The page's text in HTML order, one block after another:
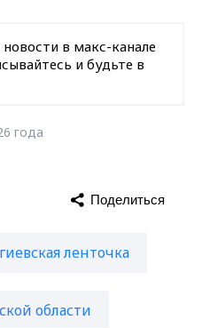
в макс-канале
и будьте в
года
ленточка
области
Поделиться